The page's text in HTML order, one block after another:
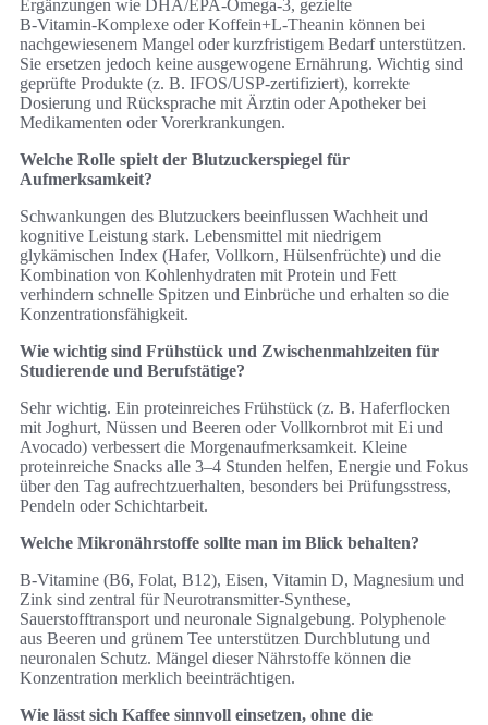
Ergänzungen wie DHA/EPA‑Omega‑3, gezielte
B‑Vitamin‑Komplexe oder Koffein+L‑Theanin können bei
nachgewiesenem Mangel oder kurzfristigem Bedarf unterstützen.
Sie ersetzen jedoch keine ausgewogene Ernährung. Wichtig sind
geprüfte Produkte (z. B. IFOS/USP‑zertifiziert), korrekte
Dosierung und Rücksprache mit Ärztin oder Apotheker bei
Medikamenten oder Vorerkrankungen.
Welche Rolle spielt der Blutzuckerspiegel für
Aufmerksamkeit?
Schwankungen des Blutzuckers beeinflussen Wachheit und
kognitive Leistung stark. Lebensmittel mit niedrigem
glykämischen Index (Hafer, Vollkorn, Hülsenfrüchte) und die
Kombination von Kohlenhydraten mit Protein und Fett
verhindern schnelle Spitzen und Einbrüche und erhalten so die
Konzentrationsfähigkeit.
Wie wichtig sind Frühstück und Zwischenmahlzeiten für
Studierende und Berufstätige?
Sehr wichtig. Ein proteinreiches Frühstück (z. B. Haferflocken
mit Joghurt, Nüssen und Beeren oder Vollkornbrot mit Ei und
Avocado) verbessert die Morgenaufmerksamkeit. Kleine
proteinreiche Snacks alle 3–4 Stunden helfen, Energie und Fokus
über den Tag aufrechtzuerhalten, besonders bei Prüfungsstress,
Pendeln oder Schichtarbeit.
Welche Mikronährstoffe sollte man im Blick behalten?
B‑Vitamine (B6, Folat, B12), Eisen, Vitamin D, Magnesium und
Zink sind zentral für Neurotransmitter‑Synthese,
Sauerstofftransport und neuronale Signalgebung. Polyphenole
aus Beeren und grünem Tee unterstützen Durchblutung und
neuronalen Schutz. Mängel dieser Nährstoffe können die
Konzentration merklich beeinträchtigen.
Wie lässt sich Kaffee sinnvoll einsetzen, ohne die